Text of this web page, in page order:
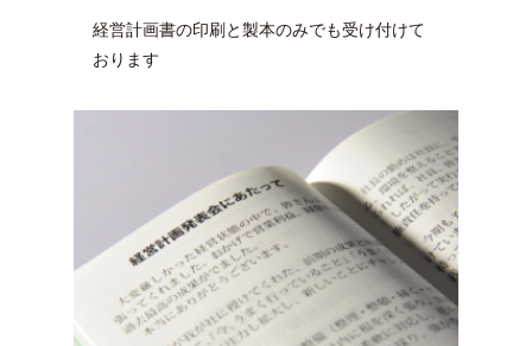
経営計画書の印刷と製本のみでも受け付けて
おります